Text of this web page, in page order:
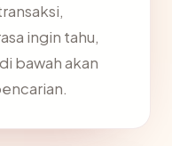
ingin tahu,
bawah akan